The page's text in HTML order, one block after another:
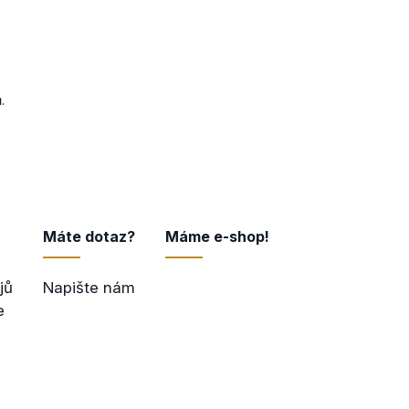
.
Máte dotaz?
Napište nám
Máme e-shop!